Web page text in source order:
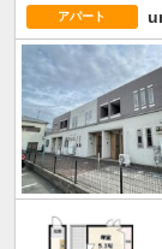
アパート